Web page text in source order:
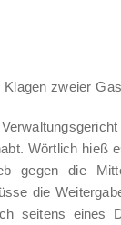
zweier
Wörtlich hieß
gegen die
die
seitens eines